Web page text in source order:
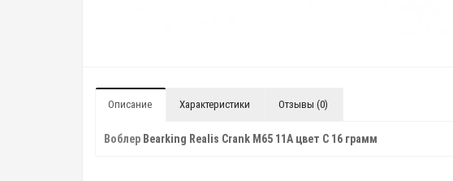
Описание Характеристики Отзывы (0)
Воблер Bearking Realis Crank M65 11A цвет C 16 грамм